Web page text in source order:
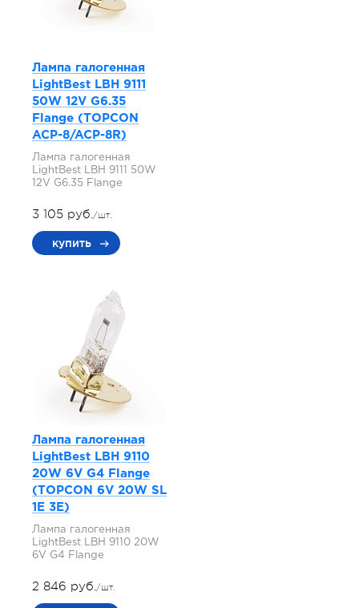
Лампа галогенная
LightBest LBH 9111
50W 12V G6.35
Flange (TOPCON
ACP-8/ACP-8R)
Лампа галогенная
LightBest LBH 9111 50W
12V G6.35 Flange
3 105 руб./шт.
купить
Лампа галогенная
LightBest LBH 9110
20W 6V G4 Flange
(TOPCON 6V 20W SL
1E 3E)
Лампа галогенная
LightBest LBH 9110 20W
6V G4 Flange
2 846 руб./шт.